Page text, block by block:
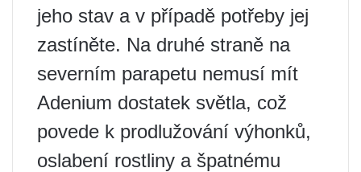
jeho stav a v případě potřeby jej
zastíněte. Na druhé straně na
severním parapetu nemusí mít
Adenium dostatek světla, což
povede k prodlužování výhonků,
oslabení rostliny a špatnému